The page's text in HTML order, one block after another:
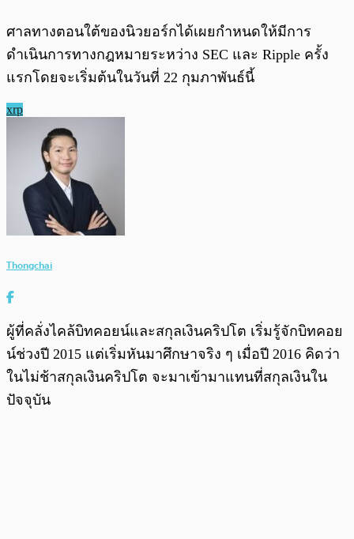
ศาลทางตอนใต้ของนิวยอร์กได้เผยกำหนดให้มีการ
ดำเนินการทางกฎหมายระหว่าง SEC และ Ripple ครั้ง
แรกโดยจะเริ่มต้นในวันที่ 22 กุมภาพันธ์นี้
xrp
Thongchai
ผู้ที่คลั่งไคล้บิทคอยน์และสกุลเงินคริปโต เริ่มรู้จักบิทคอย
น์ช่วงปี 2015 แต่เริ่มหันมาศึกษาจริง ๆ เมื่อปี 2016 คิดว่า
ในไม่ช้าสกุลเงินคริปโต จะมาเข้ามาแทนที่สกุลเงินใน
ปัจจุบัน